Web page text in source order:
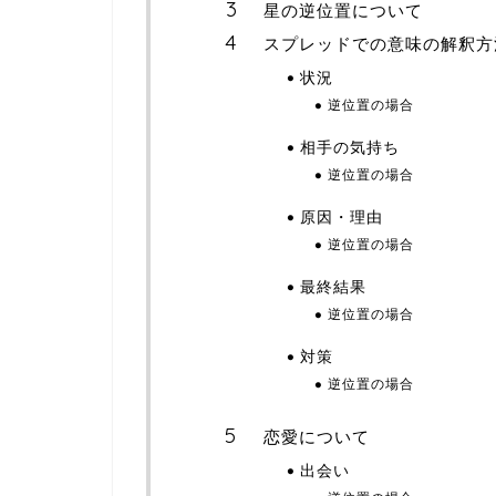
星の逆位置について
スプレッドでの意味の解釈
状況
逆位置の場合
相手の気持ち
逆位置の場合
原因・理由
逆位置の場合
最終結果
逆位置の場合
対策
逆位置の場合
恋愛について
出会い